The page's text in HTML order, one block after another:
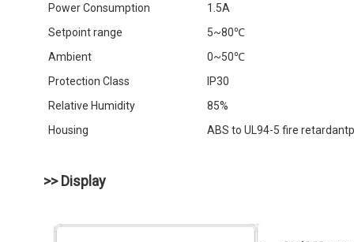
Power Consumption
1.5A
Setpoint range
5~80℃
Ambient
0~50℃
Protection Class
IP30
Relative Humidity
85%
Housing
ABS to UL94-5 fire
>> Display